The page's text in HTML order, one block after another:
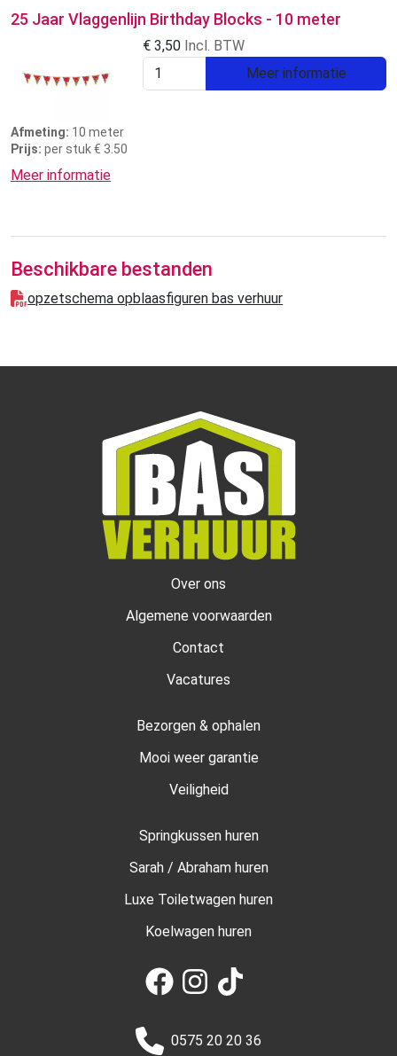
25 Jaar Vlaggenlijn Birthday Blocks - 10 meter
€ 3,50 Incl. BTW
Meer informatie
Afmeting: 10 meter
Prijs: per stuk € 3.50
Meer informatie
Beschikbare bestanden
opzetschema opblaasfiguren bas verhuur
Over ons
Algemene voorwaarden
Contact
Vacatures
Bezorgen & ophalen
Mooi weer garantie
Veiligheid
Springkussen huren
Sarah / Abraham huren
Luxe Toiletwagen huren
Koelwagen huren
0575 20 20 36